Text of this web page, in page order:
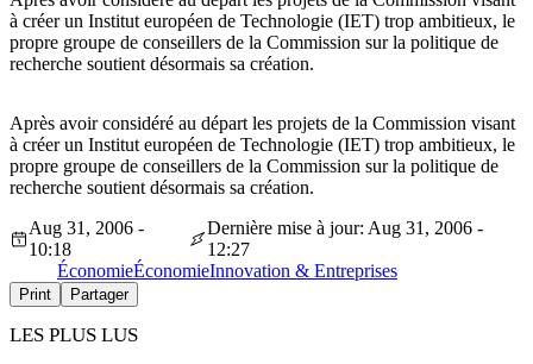
à créer un Institut européen de Technologie (IET) trop ambitieux, le
propre groupe de conseillers de la Commission sur la politique de
recherche soutient désormais sa création.
Après avoir considéré au départ les projets de la Commission visant
à créer un Institut européen de Technologie (IET) trop ambitieux, le
propre groupe de conseillers de la Commission sur la politique de
recherche soutient désormais sa création.
Aug 31, 2006 -
10:18
Dernière mise à jour: Aug 31, 2006 -
12:27
ÉconomieÉconomieInnovation & Entreprises
Print Partager
LES PLUS LUS